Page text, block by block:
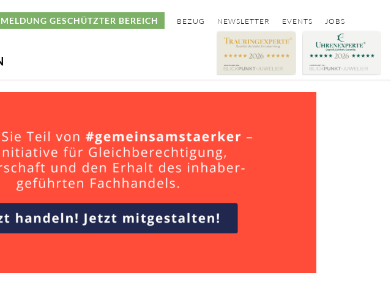
GESCHÜTZTER BEREICH BEZUG NEWSLETTER EVENTS JOBS